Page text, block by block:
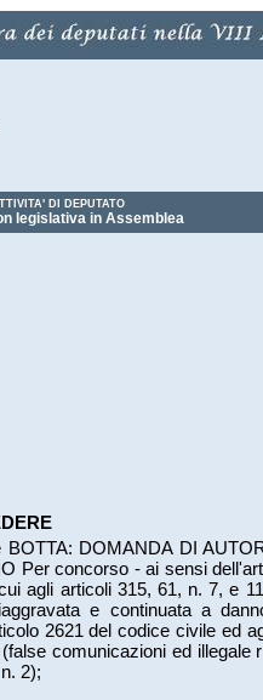
DI DEPUTATO
legislativa in Assemblea
BOTTA: DOMANDA DI
Per concorso - ai sensi
agli articoli 315, 61, n. 7, e
e continuata a
2621 del codice civile ed
comunicazioni ed illegale
2);